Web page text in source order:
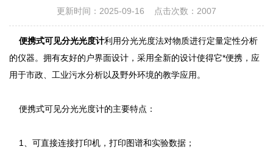
更新时间：2025-09-16 点击次数：2007
便携式可见分光光度计利用分光光度法对物质进行定量定性分析
的仪器。拥有友好的户界面设计，采用全新的设计使得它*便携，应
用于市政、工业污水分析以及野外环境的教学应用。
便携式可见分光光度计的主要特点：
1、可直接连接打印机，打印图谱和实验数据；